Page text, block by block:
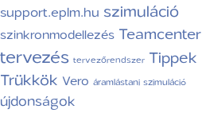
support.eplm.hu szimuláció
szinkronmodellezés Teamcenter
tervezés tervezőrendszer Tippek
Trükkök Vero áramlástani szimuláció
újdonságok